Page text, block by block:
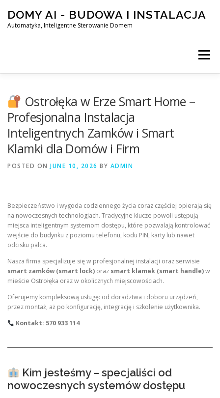
content
DOMY AI - BUDOWA I INSTALACJA
Automatyka, Inteligentne Sterowanie Domem
Menu
SMART DOM AI – AUTOMATYKA, INTELIGENTNE
BLOG KONTAKT
Ostrołęka w Erze Smart Home –
Profesjonalna Instalacja
Inteligentnych Zamków i Smart
Klamki dla Domów i Firm
POSTED ON JUNE 10, 2026 BY ADMIN
Bezpieczeństwo i wygoda codziennego życia coraz częściej opierają się
na nowoczesnych technologiach. Tradycyjne klucze powoli ustępują
miejsca inteligentnym systemom dostępu, które pozwalają kontrolować
wejście do budynku z poziomu telefonu, kodu PIN, karty lub nawet
odcisku palca.
Nasza firma specjalizuje się w profesjonalnej instalacji oraz serwisie
smart zamków (smart lock) oraz smart klamek (smart handle)w
mieście Ostrołęka oraz w okolicznych miejscowościach.
Oferujemy kompleksową usługę: od doradztwa i doboru urządzeń,
przez montaż, aż po konfigurację, integrację i szkolenie użytkownika.
Kontakt: 570 933 114
Kim jesteśmy – specjaliści od
nowoczesnych systemów dostępu